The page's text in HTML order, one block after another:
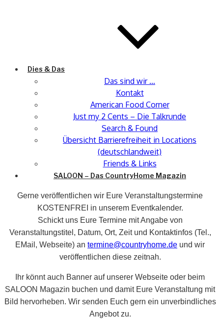
Dies & Das
Das sind wir …
Kontakt
American Food Corner
Just my 2 Cents – Die Talkrunde
Search & Found
Übersicht Barrierefreiheit in Locations
(deutschlandweit)
Friends & Links
SALOON – Das CountryHome Magazin
Gerne veröffentlichen wir Eure Veranstaltungstermine
KOSTENFREI in unserem Eventkalender.
Schickt uns Eure Termine mit Angabe von
Veranstaltungstitel, Datum, Ort, Zeit und Kontaktinfos (Tel.,
EMail, Webseite) an termine@countryhome.de und wir
veröffentlichen diese zeitnah.
Ihr könnt auch Banner auf unserer Webseite oder beim
SALOON Magazin buchen und damit Eure Veranstaltung mit
Bild hervorheben. Wir senden Euch gern ein unverbindliches
Angebot zu.